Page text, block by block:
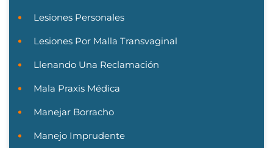
Lesiones Personales
Lesiones Por Malla Transvaginal
Llenando Una Reclamación
Mala Praxis Médica
Manejar Borracho
Manejo Imprudente